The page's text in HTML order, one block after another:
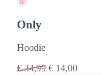
Only
Hoodie
€34,99 € 14,00